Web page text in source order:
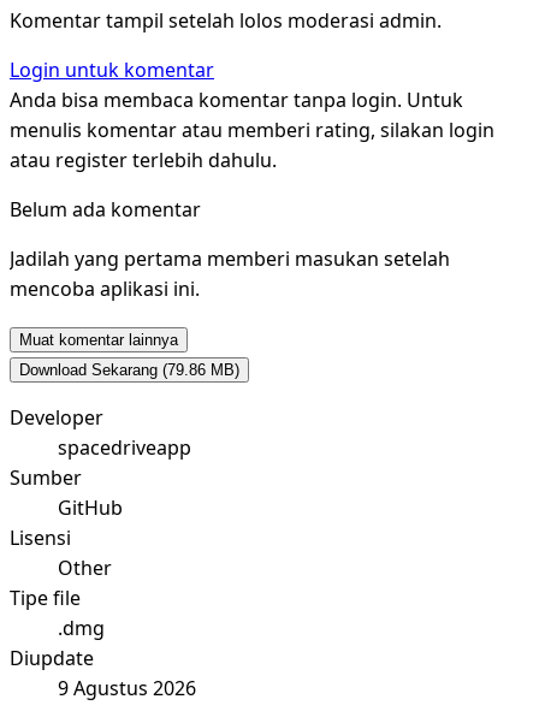
Komentar tampil setelah lolos moderasi admin.
Login untuk komentar
Anda bisa membaca komentar tanpa login. Untuk
menulis komentar atau memberi rating, silakan login
atau register terlebih dahulu.
Belum ada komentar
Jadilah yang pertama memberi masukan setelah
mencoba aplikasi ini.
Muat komentar lainnya
Download Sekarang (79.86 MB)
Developer
spacedriveapp
Sumber
GitHub
Lisensi
Other
Tipe file
.dmg
Diupdate
9 Agustus 2026